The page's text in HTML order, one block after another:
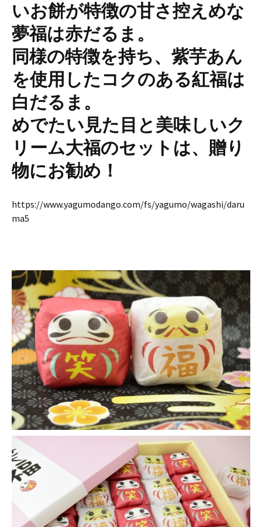
いお餅が特徴の甘さ控えめな
夢福は赤だるま。
同様の特徴を持ち、紫芋あん
を使用したコクのある紅福は
白だるま。
めでたい見た目と美味しいク
リーム大福のセットは、贈り
物にお勧め！
https://www.yagumodango.com/fs/yagumo/wagashi/daru
ma5